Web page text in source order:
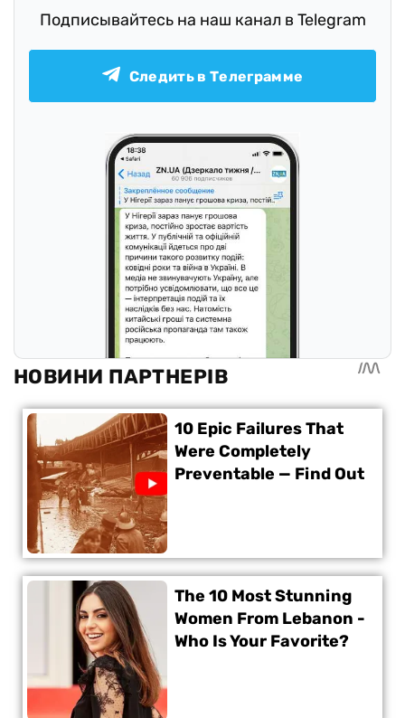
Подписывайтесь на наш канал в Telegram
Следить в Телеграмме